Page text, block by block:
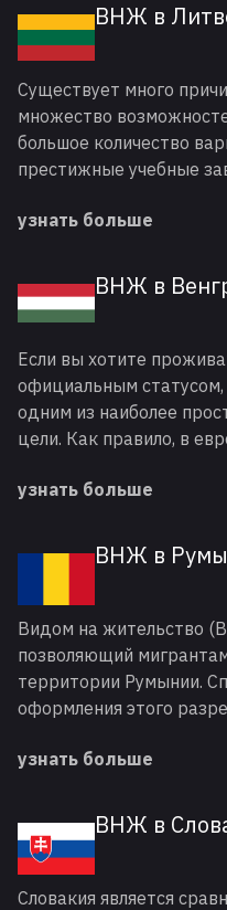
ВНЖ в
Существует много
множество
большое количество
престижные учебные
соответствующий
выполняют ряд
узнать больше
ВНЖ в
Если вы хотите
официальным
одним из наиболее
цели. Как правило, в
очередь из желающих
этом ВНЖ Венгрии
доступных вариантов,
узнать больше
ВНЖ в
Видом на жительство
позволяющий
территории Румынии.
оформления этого
затем — румынского
узнать больше
ВНЖ в
Словакия является